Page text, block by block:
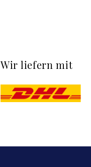
Wir liefern mit